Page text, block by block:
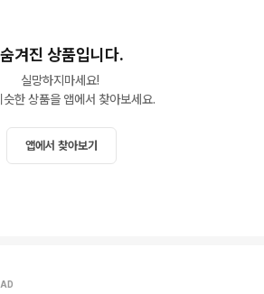
숨겨진 상품입니다.
실망하지마세요!
슷한 상품을 앱에서 찾아보세요.
앱에서 찾아보기
AD